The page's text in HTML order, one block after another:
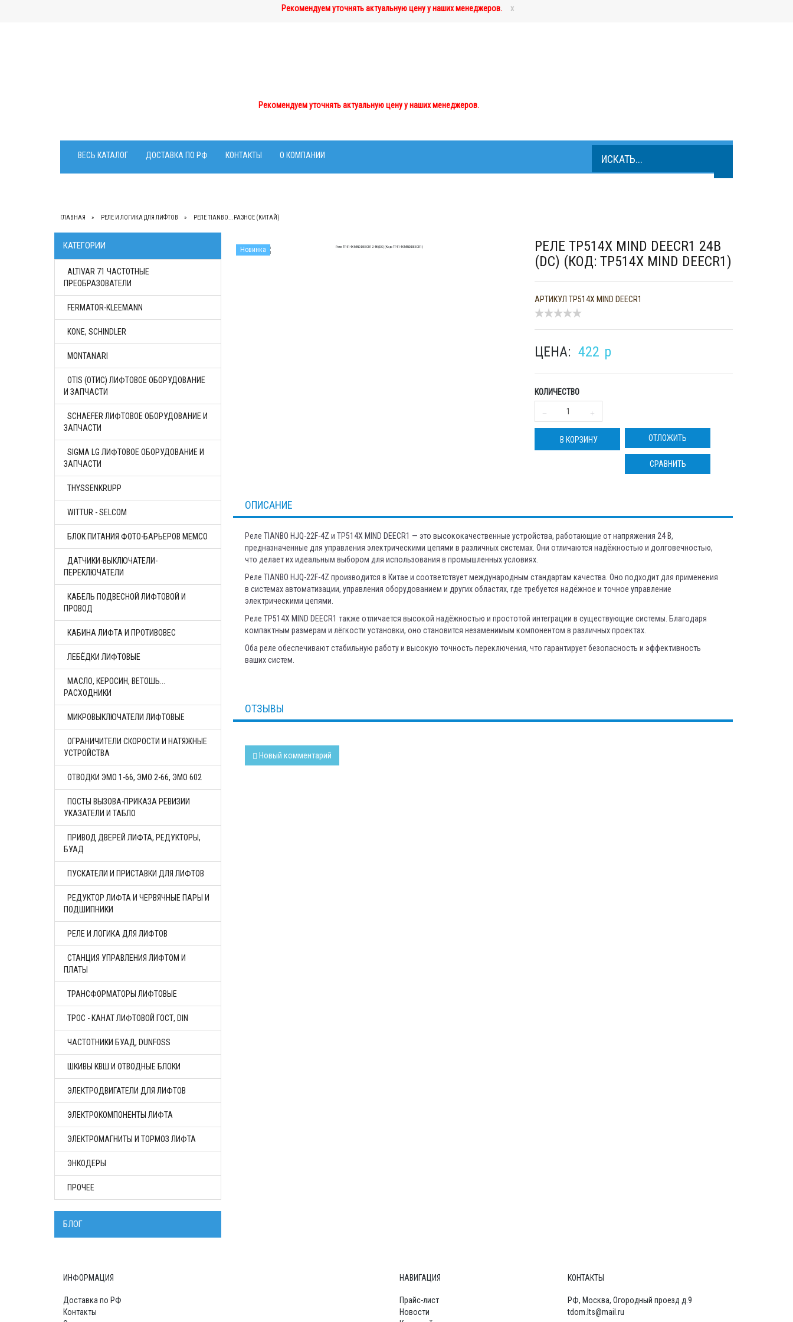
Рекомендуем уточнять актуальную цену у наших менеджеров. x
Рекомендуем уточнять актуальную цену у наших менеджеров.
ВЕСЬ КАТАЛОГ ДОСТАВКА ПО РФ КОНТАКТЫ О КОМПАНИИ
ГЛАВНАЯ РЕЛЕ И ЛОГИКА ДЛЯ ЛИФТОВ РЕЛЕ TIANBO...РАЗНОЕ (КИТАЙ)
КАТЕГОРИИ
ALTIVAR 71 ЧАСТОТНЫЕ
ПРЕОБРАЗОВАТЕЛИ
FERMATOR-KLEEMANN
KONE, SCHINDLER
MONTANARI
OTIS (ОТИС) ЛИФТОВОЕ ОБОРУДОВАНИЕ
И ЗАПЧАСТИ
SCHAEFER ЛИФТОВОЕ ОБОРУДОВАНИЕ И
ЗАПЧАСТИ
SIGMA LG ЛИФТОВОЕ ОБОРУДОВАНИЕ И
ЗАПЧАСТИ
THYSSENKRUPP
WITTUR - SELCOM
БЛОК ПИТАНИЯ ФОТО-БАРЬЕРОВ MEMCO
ДАТЧИКИ-ВЫКЛЮЧАТЕЛИ-
ПЕРЕКЛЮЧАТЕЛИ
КАБЕЛЬ ПОДВЕСНОЙ ЛИФТОВОЙ И
ПРОВОД
КАБИНА ЛИФТА И ПРОТИВОВЕС
ЛЕБЁДКИ ЛИФТОВЫЕ
МАСЛО, КЕРОСИН, ВЕТОШЬ...
РАСХОДНИКИ
МИКРОВЫКЛЮЧАТЕЛИ ЛИФТОВЫЕ
ОГРАНИЧИТЕЛИ СКОРОСТИ И НАТЯЖНЫЕ
УСТРОЙСТВА
ОТВОДКИ ЭМО 1-66, ЭМО 2-66, ЭМО 602
ПОСТЫ ВЫЗОВА-ПРИКАЗА РЕВИЗИИ
УКАЗАТЕЛИ И ТАБЛО
ПРИВОД ДВЕРЕЙ ЛИФТА, РЕДУКТОРЫ,
БУАД
ПУСКАТЕЛИ И ПРИСТАВКИ ДЛЯ ЛИФТОВ
РЕДУКТОР ЛИФТА И ЧЕРВЯЧНЫЕ ПАРЫ И
ПОДШИПНИКИ
РЕЛЕ И ЛОГИКА ДЛЯ ЛИФТОВ
СТАНЦИЯ УПРАВЛЕНИЯ ЛИФТОМ И
ПЛАТЫ
ТРАНСФОРМАТОРЫ ЛИФТОВЫЕ
ТРОС - КАНАТ ЛИФТОВОЙ ГОСТ, DIN
ЧАСТОТНИКИ БУАД, DUNFOSS
ШКИВЫ КВШ И ОТВОДНЫЕ БЛОКИ
ЭЛЕКТРОДВИГАТЕЛИ ДЛЯ ЛИФТОВ
ЭЛЕКТРОКОМПОНЕНТЫ ЛИФТА
ЭЛЕКТРОМАГНИТЫ И ТОРМОЗ ЛИФТА
ЭНКОДЕРЫ
ПРОЧЕЕ
БЛОГ
Новинка
РЕЛЕ TP514X MIND DEECR1 24В
(DC) (КОД: TP514X MIND DEECR1)
АРТИКУЛ TP514X MIND DEECR1
ЦЕНА: 422 p
КОЛИЧЕСТВО
В КОРЗИНУ ОТЛОЖИТЬ
СРАВНИТЬ
ОПИСАНИЕ
Реле TIANBO HJQ-22F-4Z и TP514X MIND DEECR1 — это высококачественные устройства, работающие от напряжения 24 В,
предназначенные для управления электрическими цепями в различных системах. Они отличаются надёжностью и долговечностью,
что делает их идеальным выбором для использования в промышленных условиях.
Реле TIANBO HJQ-22F-4Z производится в Китае и соответствует международным стандартам качества. Оно подходит для применения
в системах автоматизации, управления оборудованием и других областях, где требуется надёжное и точное управление
электрическими цепями.
Реле TP514X MIND DEECR1 также отличается высокой надёжностью и простотой интеграции в существующие системы. Благодаря
компактным размерам и лёгкости установки, оно становится незаменимым компонентом в различных проектах.
Оба реле обеспечивают стабильную работу и высокую точность переключения, что гарантирует безопасность и эффективность
ваших систем.
ОТЗЫВЫ
Новый комментарий
ИНФОРМАЦИЯ
Доставка по РФ
Контакты
НАВИГАЦИЯ
Прайс-лист
Новости
КОНТАКТЫ
РФ, Москва, Огородный проезд д.9
tdom.lts@mail.ru